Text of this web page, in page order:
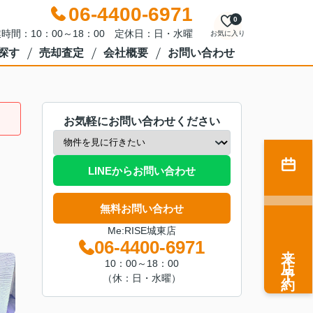
06-4400-6971
間：10：00～18：00 定休日：日・水曜 お気に入り
0
す 売却査定 会社概要 お問い合わせ
お気軽にお問い合わせください
LINEからお問い合わせ
無料お問い合わせ
Me:RISE城東店
06-4400-6971
10：00～18：00
（休：日・水曜）
来店予約